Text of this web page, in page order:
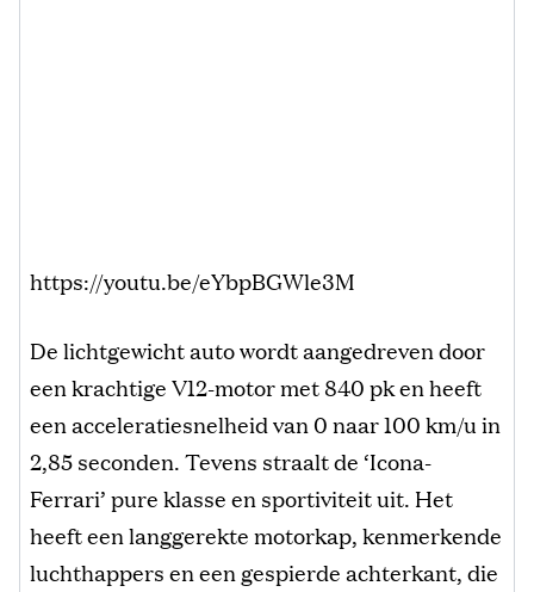
https://youtu.be/eYbpBGWle3M
De lichtgewicht auto wordt aangedreven door
een krachtige V12-motor met 840 pk en heeft
een acceleratiesnelheid van 0 naar 100 km/u in
2,85 seconden. Tevens straalt de ‘Icona-
Ferrari’ pure klasse en sportiviteit uit. Het
heeft een langgerekte motorkap, kenmerkende
luchthappers en een gespierde achterkant, die